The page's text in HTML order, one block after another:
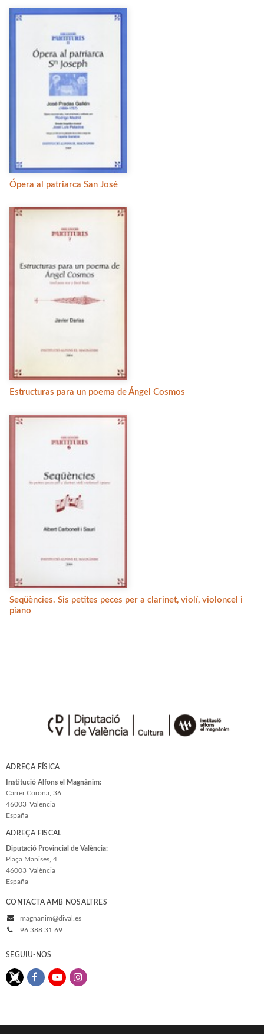
Ópera al patriarca San José
Estructuras para un poema de Ángel Cosmos
Seqüències. Sis petites peces per a clarinet, violí, violoncel i
piano
ADREÇA FÍSICA
Institució Alfons el Magnànim:
Carrer Corona, 36
46003 València
España
ADREÇA FISCAL
Diputació Provincial de València:
Plaça Manises, 4
46003 València
España
CONTACTA AMB NOSALTRES
magnanim@dival.es
96 388 31 69
SEGUIU-NOS